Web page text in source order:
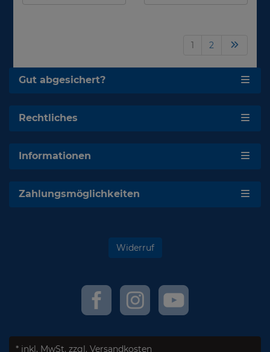
1 2
Gut abgesichert?
Rechtliches
Informationen
Zahlungsmöglichkeiten
Widerruf
* inkl. MwSt. zzgl. Versandkosten